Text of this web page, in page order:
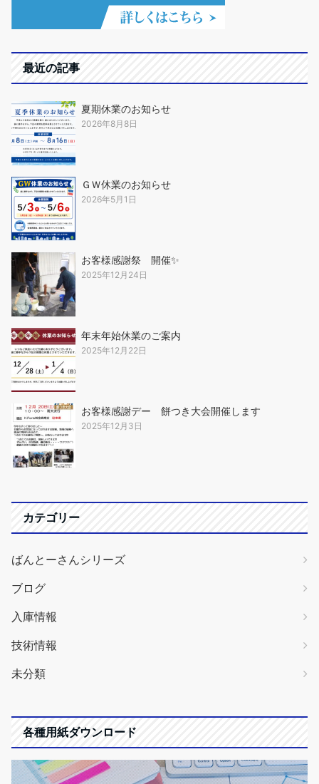
最近の記事
夏期休業のお知らせ
2026年8月8日
ＧＷ休業のお知らせ
2026年5月1日
お客様感謝祭 開催✨
2025年12月24日
年末年始休業のご案内
2025年12月22日
お客様感謝デー 餅つき大会開催します
2025年12月3日
カテゴリー
ばんとーさんシリーズ
ブログ
入庫情報
技術情報
未分類
各種用紙ダウンロード